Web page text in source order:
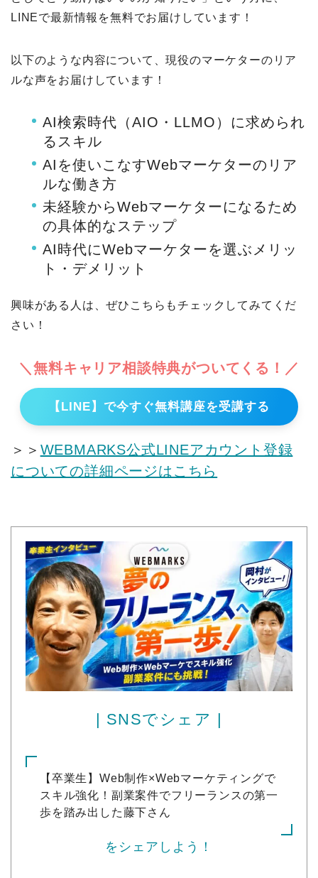
LINEで最新情報を無料でお届けしています！
以下のような内容について、現役のマーケターのリア
ルな声をお届けしています！
AI検索時代（AIO・LLMO）に求められ
るスキル
AIを使いこなすWebマーケターのリア
ルな働き方
未経験からWebマーケターになるため
の具体的なステップ
AI時代にWebマーケターを選ぶメリッ
ト・デメリット
興味がある人は、ぜひこちらもチェックしてみてくだ
さい！
＼無料キャリア相談特典がついてくる！／
【LINE】で今すぐ無料講座を受講する
＞＞ WEBMARKS公式LINEアカウント登録
についての詳細ページはこちら
| SNSでシェア |
【卒業生】Web制作×Webマーケティングで
スキル強化！副業案件でフリーランスの第一
歩を踏み出した藤下さん
をシェアしよう！